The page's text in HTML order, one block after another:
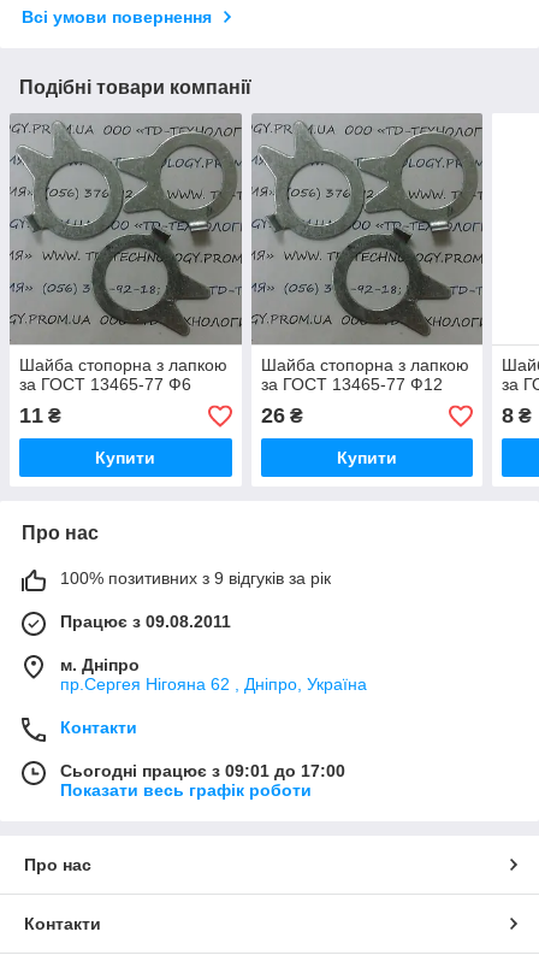
Всі умови повернення
Подібні товари компанії
Шайба стопорна з лапкою
за ГОСТ 13465-77 Ф6
11 ₴
Купити
Шайба стопорна з лапкою
за ГОСТ 13465-77 Ф12
26₴
Купити
за
8 ₴
Про нас
100% позитивних з 9 відгуків за рік
Працює з 09.08.2011
м. Дніпро
пр.Сергея Нігояна 62 , Дніпро, Україна
Контакти
Сьогодні працює з 09:01 до 17:00
Показати весь графік роботи
Про нас
Контакти